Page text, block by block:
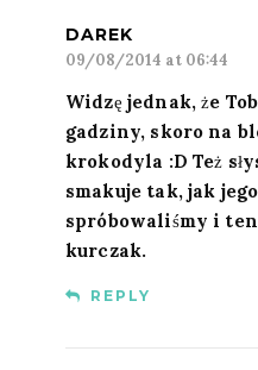
DAREK
09/08/2014 at 06:44
Widzę jednak, że
gadziny, skoro na
krokodyla :D Też
smakuje tak, jak
spróbowaliśmy i ten
kurczak.
REPLY